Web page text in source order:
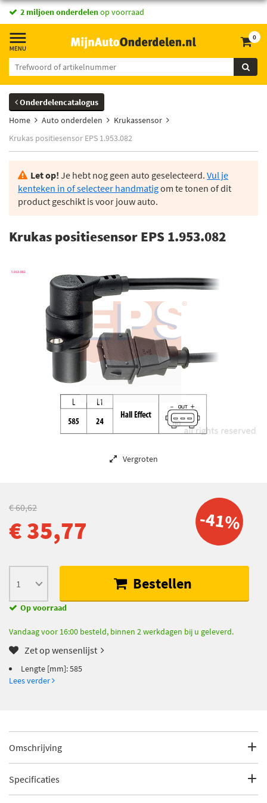
2 miljoen onderdelenop voorraad
0
Onderdelencatalogus
Home
Auto onderdelen
Krukassensor
Krukas positiesensor EPS 1.953.082
Let op! Je hebt nog geen auto geselecteerd. Vul je
kenteken in of selecteer handmatigom te tonen of dit
product geschikt is voor jouw auto.
Krukas positiesensor EPS 1.953.082
Vergroten
-41%
€ 60,62
€ 35,77
Bestellen
Op voorraad
Vandaag voor 16:00 besteld, binnen 2 werkdagen bij u geleverd.
Zet op wensenlijst
Lengte [mm]: 585
Lees verder
Omschrijving
Lengte [mm]: 585
EAN: 8012510278925
Specificaties